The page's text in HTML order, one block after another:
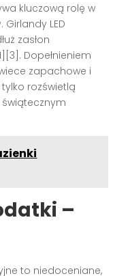
kluczową rolę w
LED
zasłon
Dopełnieniem
zapachowe i
rozświetlą
świątecznym
–
to niedoceniane,